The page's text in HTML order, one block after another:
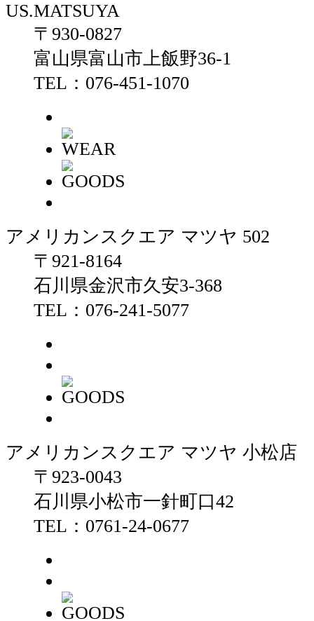
US.MATSUYA
〒930-0827
富山県富山市上飯野36-1
TEL：076-451-1070
アメリカンスクエア マツヤ 502
〒921-8164
石川県金沢市久安3-368
TEL：076-241-5077
アメリカンスクエア マツヤ 小松店
〒923-0043
石川県小松市一針町口42
TEL：0761-24-0677